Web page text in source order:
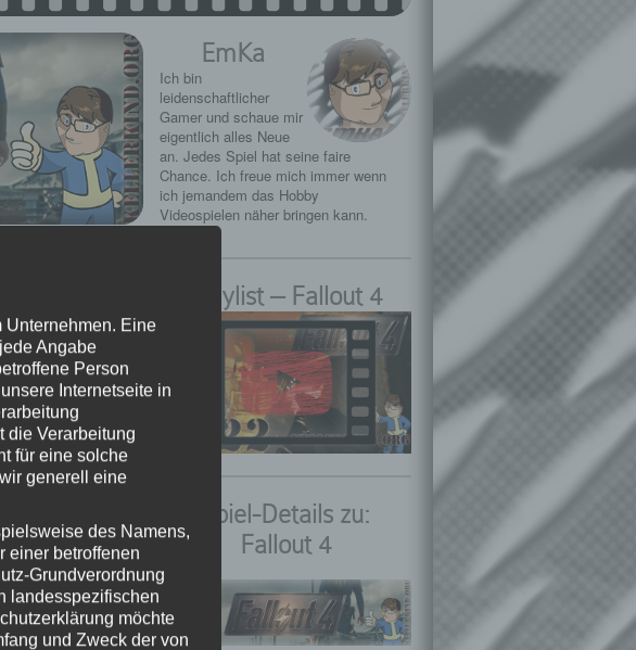
einer freut sich 🙂
EmKa
Ich bin
leidenschaftlicher
Gamer und schaue mir
eigentlich alles Neue
an. Jedes Spiel hat seine faire
Chance. Ich freue mich immer wenn
ich jemandem das Hobby
Videospielen näher bringen kann.
Playlist – Fallout 4
Spiel-Details zu:
Fallout 4
Unternehmen. Eine
Angabe
Person
Internetseite in
die Verarbeitung
für eine solche
generell eine
des Namens,
einer betroffenen
Grundverordnung
landesspezifischen
möchte
und Zweck der von